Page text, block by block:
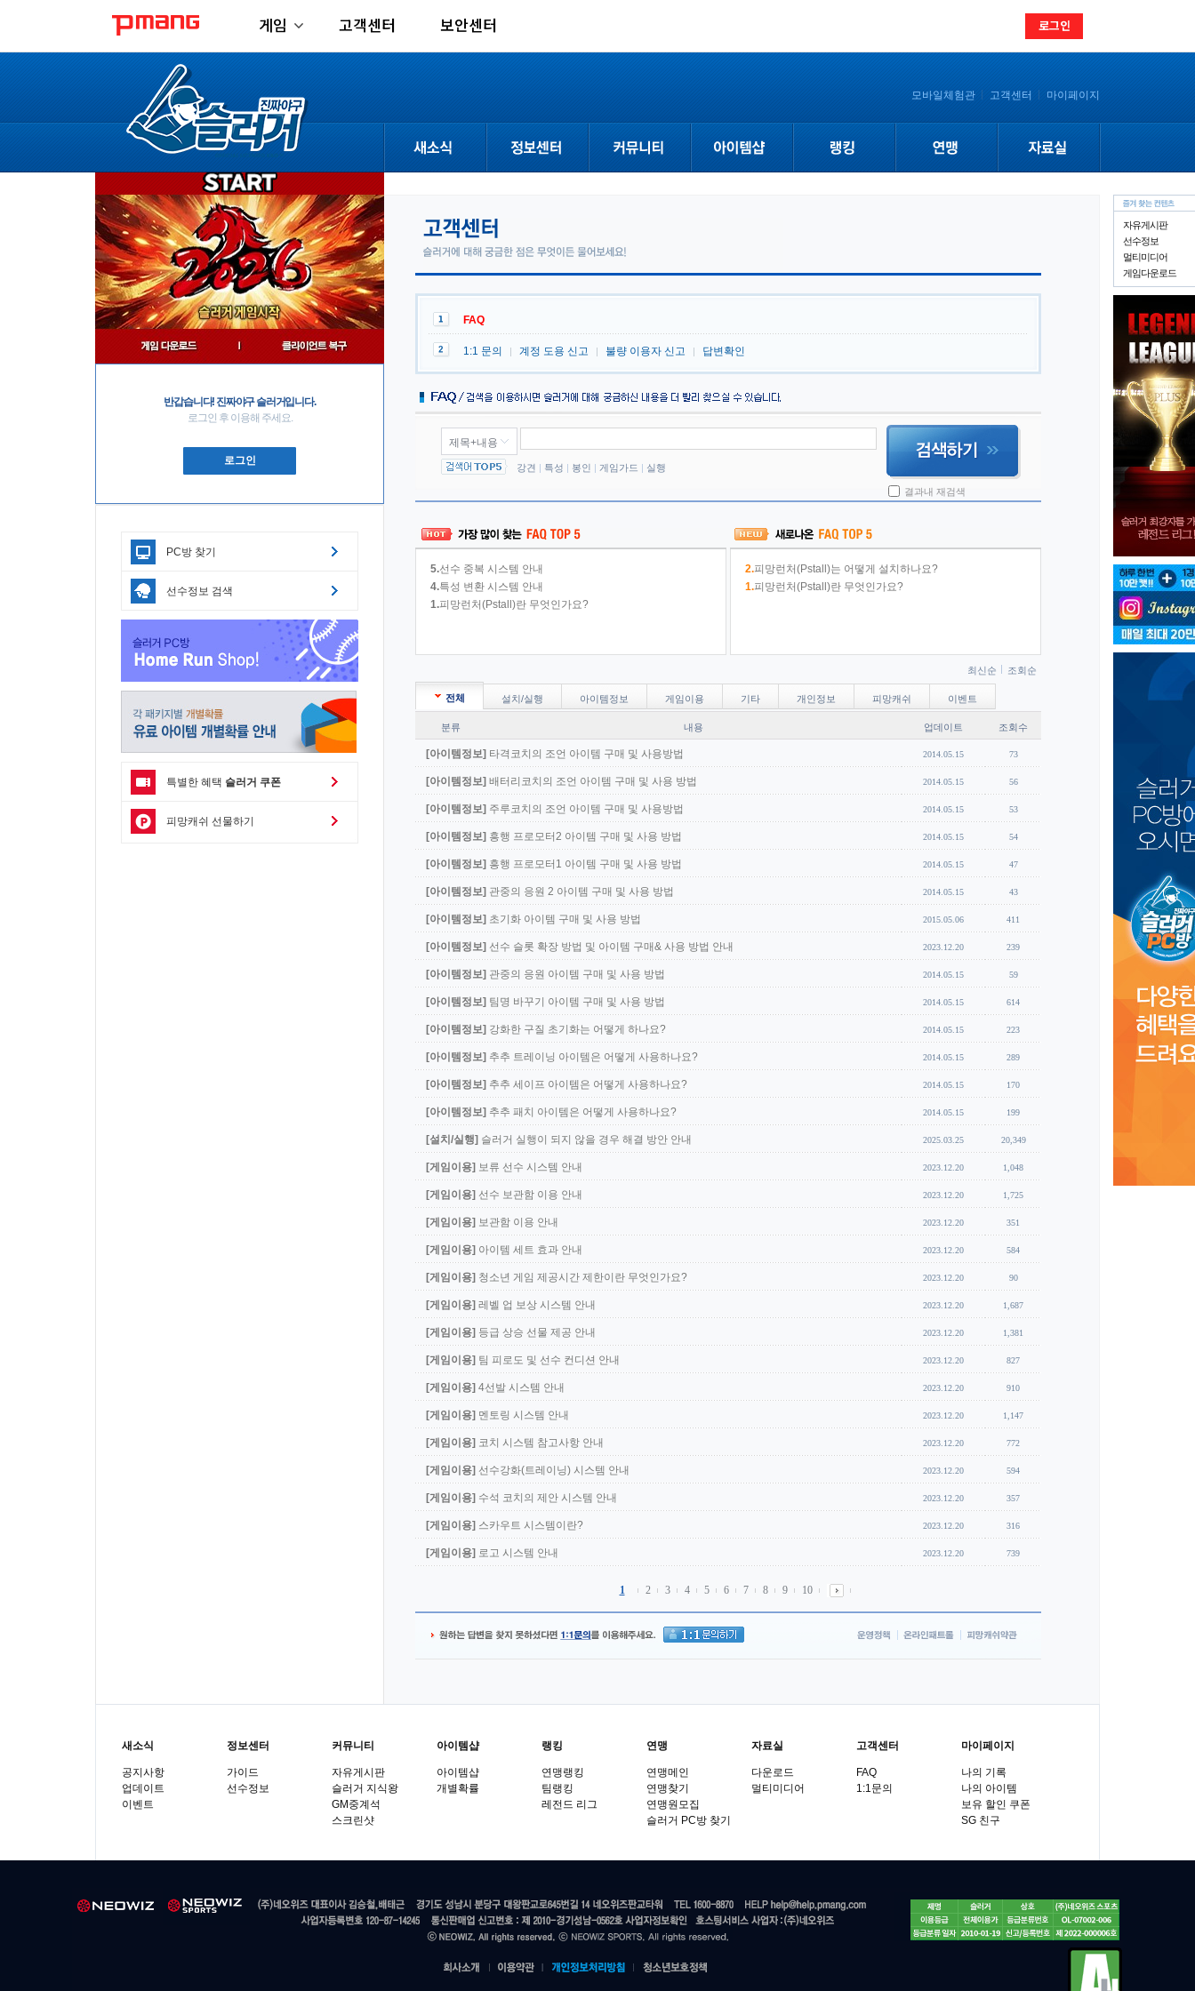
게임 고객센터 보안센터 로그인
모바일체험관 고객센터 마이페이지
업데이트
이벤트 GM중계석
FAQ
1:1 문의 | 계정 도용 신고 | 불량 이용자 신고 | 답변확인
제목+내용
결과내 재검색
강견 | 특성 | 봉인 | 게임가드 | 실행
5.선수 중복 시스템 안내
4.특성 변환 시스템 안내
1.피망런처(Pstall)란 무엇인가요?
2.피망런처(Pstall)는 어떻게 설치하나요?
1.피망런처(Pstall)란 무엇인가요?
최신순 조회순
전체 설치/실행 아이템정보 게임이용 기타 개인정보 피망캐쉬 이벤트
분류 내용 업데이트 조회수
[아이템정보] 타격코치의 조언 아이템 구매 및 사용방법 2014.05.15 73
[아이템정보] 배터리코치의 조언 아이템 구매 및 사용 방법 2014.05.15 56
[아이템정보] 주루코치의 조언 아이템 구매 및 사용방법 2014.05.15 53
[아이템정보] 흥행 프로모터2 아이템 구매 및 사용 방법 2014.05.15 54
[아이템정보] 흥행 프로모터1 아이템 구매 및 사용 방법 2014.05.15 47
[아이템정보] 관중의 응원 2 아이템 구매 및 사용 방법 2014.05.15 43
[아이템정보] 초기화 아이템 구매 및 사용 방법 2015.05.06 411
[아이템정보] 선수 슬롯 확장 방법 및 아이템 구매& 사용 방법 안내 2023.12.20 239
[아이템정보] 관중의 응원 아이템 구매 및 사용 방법 2014.05.15 59
[아이템정보] 팀명 바꾸기 아이템 구매 및 사용 방법 2014.05.15 614
[아이템정보] 강화한 구질 초기화는 어떻게 하나요? 2014.05.15 223
[아이템정보] 추추 트레이닝 아이템은 어떻게 사용하나요? 2014.05.15 289
[아이템정보] 추추 세이프 아이템은 어떻게 사용하나요? 2014.05.15 170
[아이템정보] 추추 패치 아이템은 어떻게 사용하나요? 2014.05.15 199
[설치/실행] 슬러거 실행이 되지 않을 경우 해결 방안 안내 2025.03.25 20,349
[게임이용] 보류 선수 시스템 안내 2023.12.20 1,048
[게임이용] 선수 보관함 이용 안내 2023.12.20 1,725
[게임이용] 보관함 이용 안내 2023.12.20 351
[게임이용] 아이템 세트 효과 안내 2023.12.20 584
[게임이용] 청소년 게임 제공시간 제한이란 무엇인가요? 2023.12.20 90
[게임이용] 레벨 업 보상 시스템 안내 2023.12.20 1,687
[게임이용] 등급 상승 선물 제공 안내 2023.12.20 1,381
[게임이용] 팀 피로도 및 선수 컨디션 안내 2023.12.20 827
[게임이용] 4선발 시스템 안내 2023.12.20 910
[게임이용] 멘토링 시스템 안내 2023.12.20 1,147
[게임이용] 코치 시스템 참고사항 안내 2023.12.20 772
[게임이용] 선수강화(트레이닝) 시스템 안내 2023.12.20 594
[게임이용] 수석 코치의 제안 시스템 안내 2023.12.20 357
[게임이용] 스카우트 시스템이란? 2023.12.20 316
[게임이용] 로고 시스템 안내 2023.12.20 739
1 2 3 4 5 6 7 8 9 10
반갑습니다! 진짜야구 슬러거입니다.
로그인 후 이용해 주세요.
로그인
PC방 찾기
선수정보 검색
특별한 혜택 슬러거 쿠폰
피망캐쉬 선물하기
자유게시판
선수정보
멀티미디어
게임다운로드
새소식
공지사항
업데이트
이벤트
정보센터
가이드
선수정보
커뮤니티
자유게시판
슬러거 지식왕
GM중계석
스크린샷
아이템샵
아이템샵
개별확률
랭킹
연맹랭킹
팀랭킹
레전드 리그
연맹
연맹메인
연맹찾기
연맹원모집
슬러거 PC방 찾기
자료실
다운로드
멀티미디어
고객센터
FAQ
1:1문의
마이페이지
나의 기록
나의 아이템
보유 할인 쿠폰
SG 친구